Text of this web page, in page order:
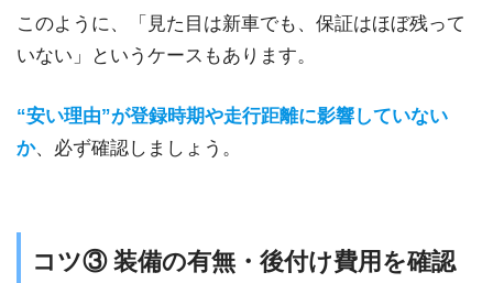
このように、「見た目は新車でも、保証はほぼ残って
いない」というケースもあります。
“安い理由”が登録時期や走行距離に影響していない
か、必ず確認しましょう。
コツ③ 装備の有無・後付け費用を確認